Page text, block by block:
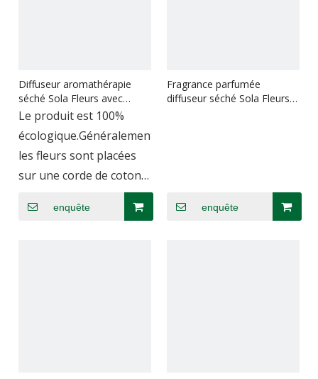
Diffuseur aromathérapie
séché Sola Fleurs avec
boîtes personnalisées
Le produit est 100%
écologique.Généralement,
les fleurs sont placées
sur une corde de coton,
des bâtons de rotin et
des bâtons de fibres,
enquête
Fragrance parfumée
diffuseur séché Sola Fleurs
enquête